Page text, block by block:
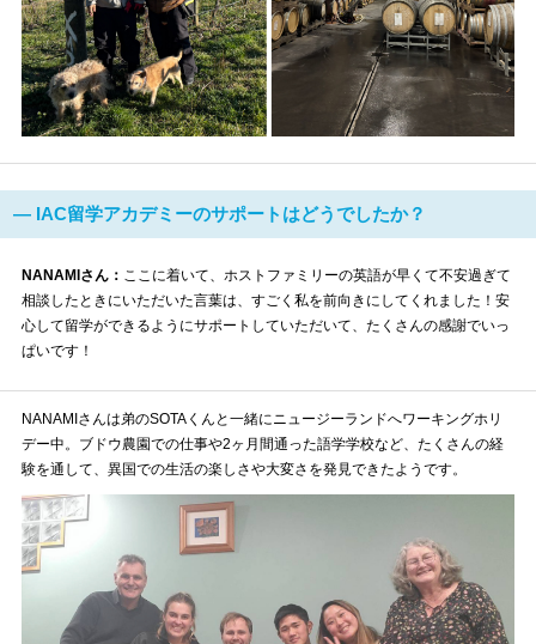
― IAC留学アカデミーのサポートはどうでしたか？
NANAMIさん： ここに着いて、ホストファミリーの英語が早くて不安過ぎて
相談したときにいただいた言葉は、すごく私を前向きにしてくれました！安
心して留学ができるようにサポートしていただいて、たくさんの感謝でいっ
ぱいです！
NANAMIさんは弟のSOTAくんと一緒にニュージーランドへワーキングホリ
デー中。ブドウ農園での仕事や2ヶ月間通った語学学校など、たくさんの経
験を通して、異国での生活の楽しさや大変さを発見できたようです。